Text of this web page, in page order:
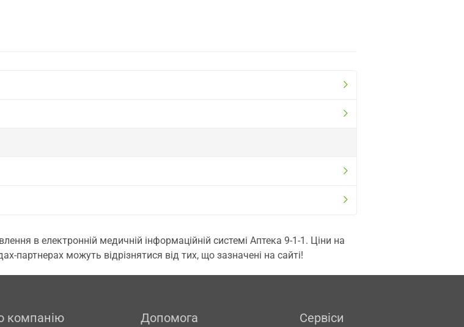
в електронній медичній інформаційній системі Аптека 9-1-1. Ціни на
партнерах можуть відрізнятися від тих, що зазначені на сайті!
компанію Допомога Сервіси